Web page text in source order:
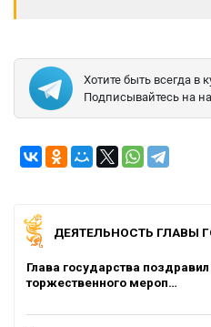
Хотите быть всегда в
Подписывайтесь на
ДЕЯТЕЛЬНОСТЬ ГЛАВЫ
Глава государства
торжественного мероп…